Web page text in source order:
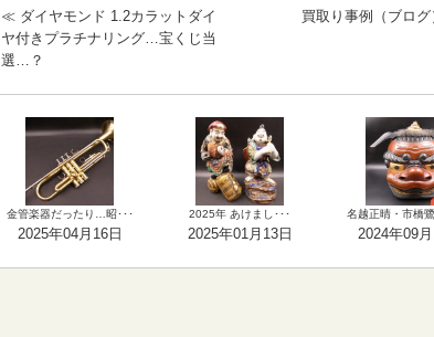
≪ ダイヤモンド 1.2カラットダイ
ヤ付きプラチナリング…宝くじ当
選…？
買取り事例（ブログ
金管楽器だったり…昭･･･
2025年04月16日
2025年 あけまし･･･
2025年01月13日
名越正晴・市橋
2024年09月